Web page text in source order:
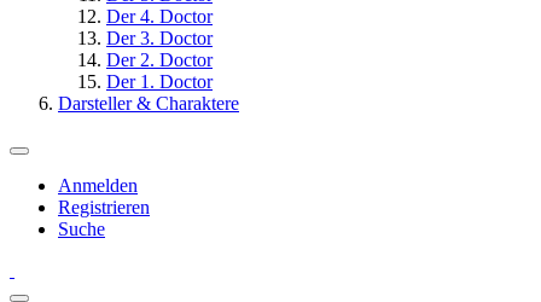
Der 4. Doctor
Der 3. Doctor
Der 2. Doctor
Der 1. Doctor
Darsteller & Charaktere
Anmelden
Registrieren
Suche